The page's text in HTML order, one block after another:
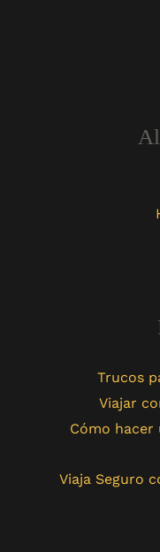
Trucos
Viajar
Cómo
Viaja Seguro